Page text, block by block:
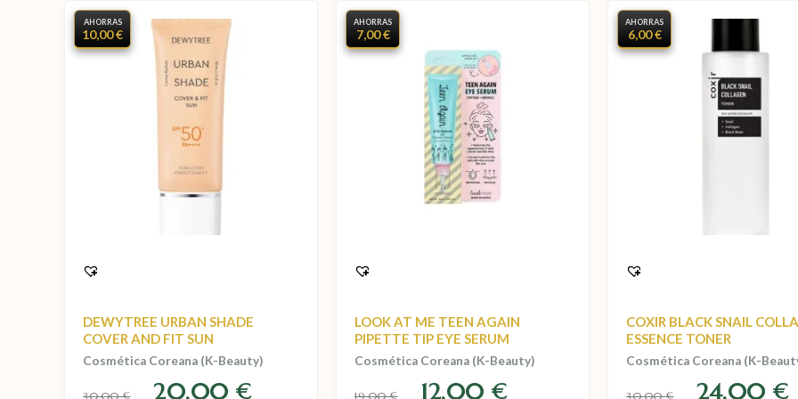
AHORRAS
10,00 €
DEWYTREE URBAN SHADE
COVER AND FIT SUN
Cosmética Coreana (K-Beauty)
30,00€ 20,00 €
AHORRAS
7,00 €
LOOK AT ME TEEN AGAIN
PIPETTE TIP EYE SERUM
Cosmética Coreana (K-Beauty)
19,00€ 12,00 €
AHORRAS
6,00 €
COXIR BLACK SNAIL
ESSENCE TONER
Cosmética Coreana (K-
30,00€ 24,00 €